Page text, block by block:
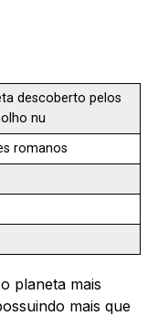
descoberto pelos
nu
romanos
planeta mais
mais que